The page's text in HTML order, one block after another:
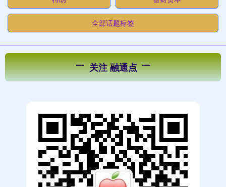
全部话题标签
关注 融通点